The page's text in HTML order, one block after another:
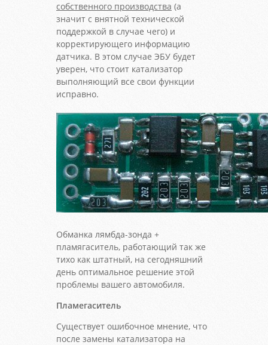
собственного производства (а
значит с внятной технической
поддержкой в случае чего) и
корректирующего информацию
датчика. В этом случае ЭБУ будет
уверен, что стоит катализатор
выполняющий все свои функции
исправно.
Обманка лямбда-зонда +
пламягаситель, работающий так же
тихо как штатный, на сегодняшний
день оптимальное решение этой
проблемы вашего автомобиля.
Пламегаситель
Существует ошибочное мнение, что
после замены катализатора на